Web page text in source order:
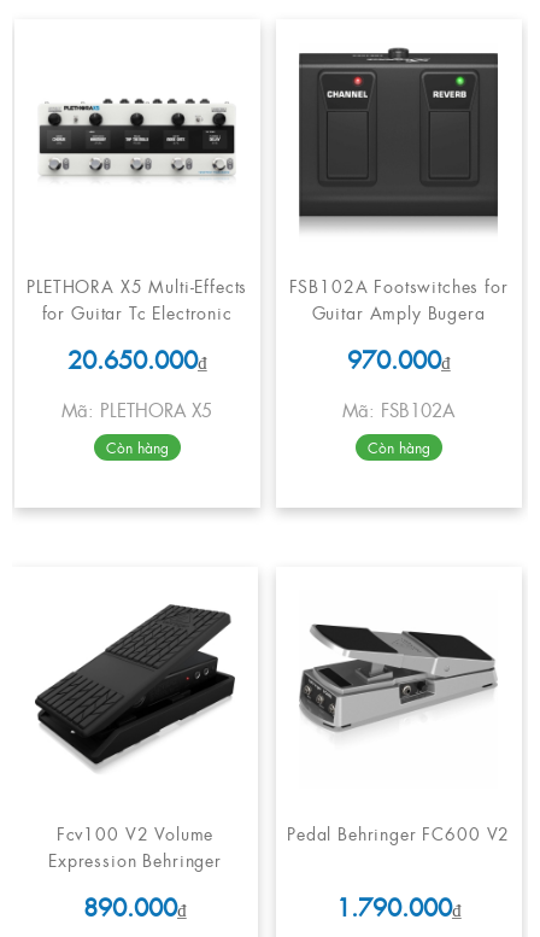
PLETHORA X5 Multi-Effects
for Guitar Tc Electronic
20.650.000₫
Mã: PLETHORA X5
Còn hàng
FSB102A Footswitches for
Guitar Amply Bugera
970.000₫
Mã: FSB102A
Còn hàng
Fcv100 V2 Volume
Expression Behringer
890.000₫
Pedal Behringer FC600 V2
1.790.000₫